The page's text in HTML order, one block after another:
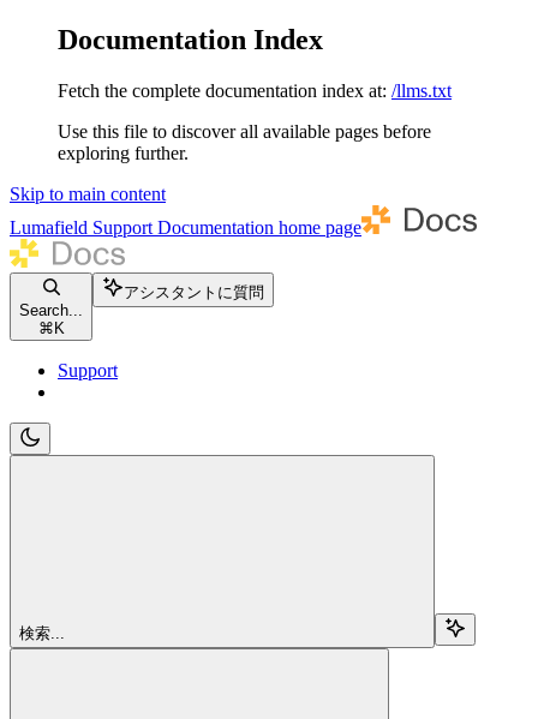
Documentation Index
Fetch the complete documentation index at: /llms.txt
Use this file to discover all available pages before
exploring further.
Skip to main content
Lumafield Support Documentation home page
Search...
⌘ K
アシスタントに質問
Support
検索...